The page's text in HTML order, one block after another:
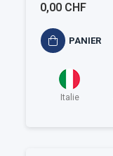
0,00 CHF
PANIER
Italie